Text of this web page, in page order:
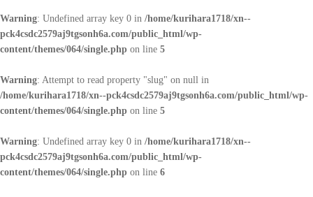
Warning: Undefined array key 0 in /home/kurihara1718/xn--
pck4csdc2579aj9tgsonh6a.com/public_html/wp-
content/themes/064/single.php on line 5
Warning: Attempt to read property "slug" on null in
/home/kurihara1718/xn--pck4csdc2579aj9tgsonh6a.com/public_html/wp-
content/themes/064/single.php on line 5
Warning: Undefined array key 0 in /home/kurihara1718/xn--
pck4csdc2579aj9tgsonh6a.com/public_html/wp-
content/themes/064/single.php on line 6